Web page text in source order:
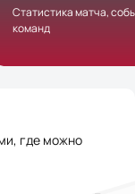
Статистика матча,
команд
где можно